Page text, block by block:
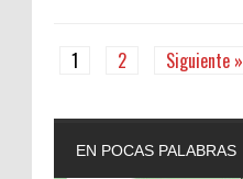
1 2 Siguiente »
EN POCAS PALABRAS